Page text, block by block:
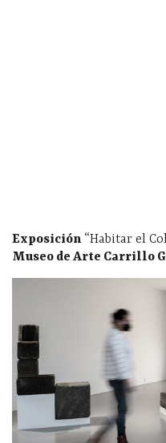
Exposición “Habitar el
Museo de Arte Carrillo